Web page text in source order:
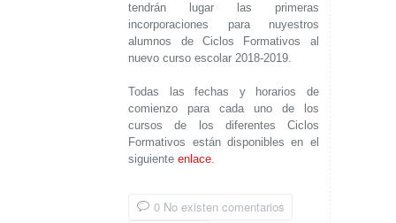
tendrán lugar las primeras
incorporaciones para nuyestros
alumnos de Ciclos Formativos al
nuevo curso escolar 2018-2019.
Todas las fechas y horarios de
comienzo para cada uno de los
cursos de los diferentes Ciclos
Formativos están disponibles en el
siguienteenlace.
0 No existen comentarios